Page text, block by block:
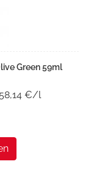
Green 59ml
€/l